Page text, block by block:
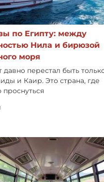
по Египту: между
Нила и бирюзой
моря
давно перестал быть
и Каир. Это страна, где